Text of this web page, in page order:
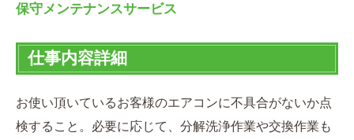
保守メンテナンスサービス
仕事内容詳細
お使い頂いているお客様のエアコンに不具合がないか点
検すること。必要に応じて、分解洗浄作業や交換作業も